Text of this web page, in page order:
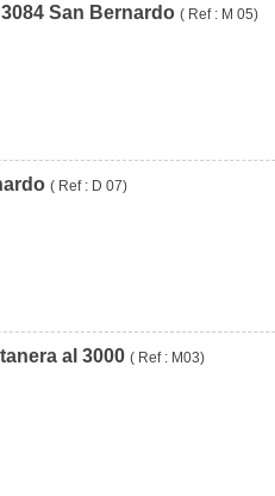
San Bernardo ( Ref : M 05)
( Ref : D 07)
al 3000 ( Ref : M03)